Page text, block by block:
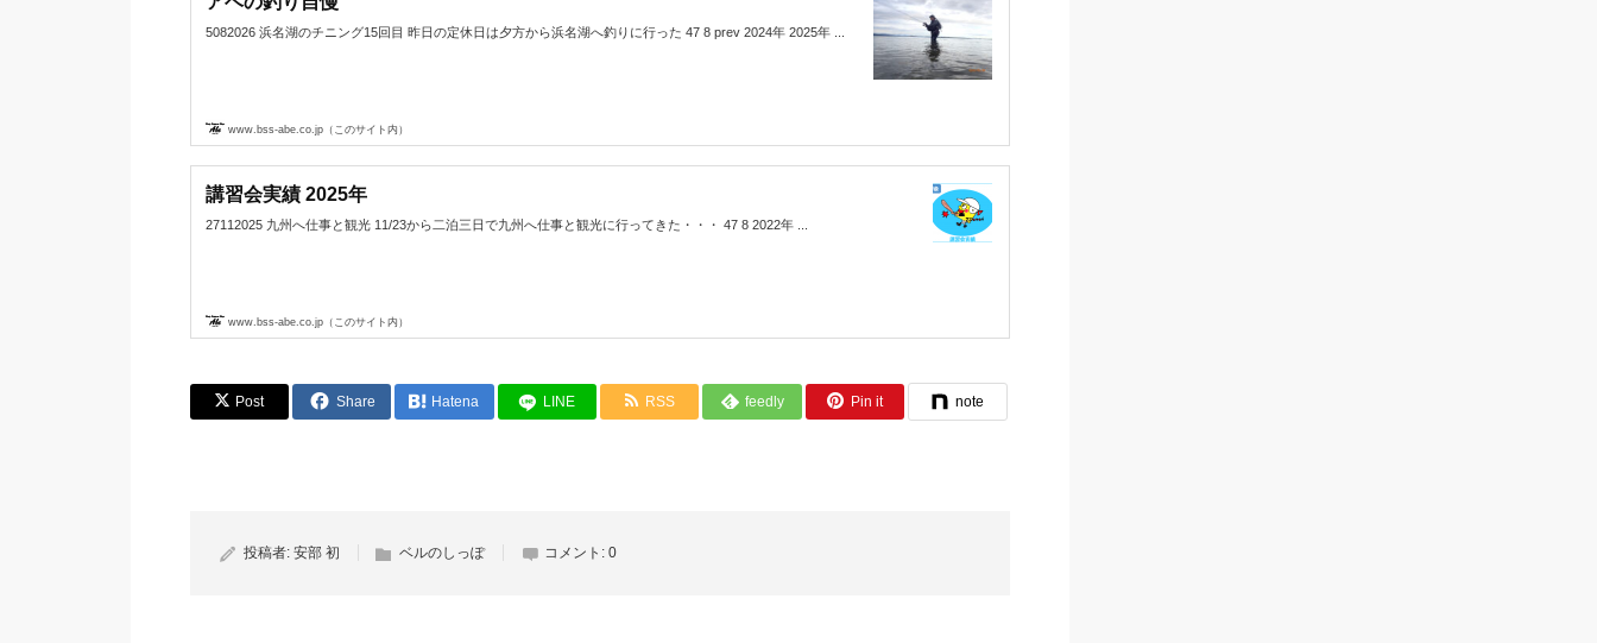
5082026 浜名湖のチニング15回目 昨日の定休日は夕方から浜名湖へ釣りに行った 47 8 prev 2024年 2025年 ...
www.bss-abe.co.jp（このサイト内）
講習会実績 2025年
27112025 九州へ仕事と観光 11/23から二泊三日で九州へ仕事と観光に行ってきた・・・ 47 8 2022年 ...
www.bss-abe.co.jp（このサイト内）
Post Share Hatena LINE RSS feedly Pin it note
投稿者: 安部 初 ベルのしっぽ コメント: 0